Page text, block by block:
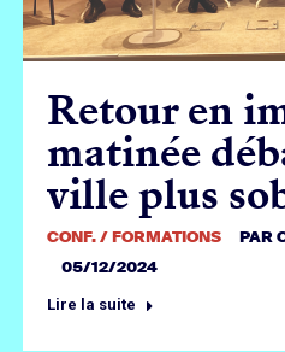
Retour en
matinée
ville plus
CONF. / FORMATIONS PAR
05/12/2024
Lire la suite